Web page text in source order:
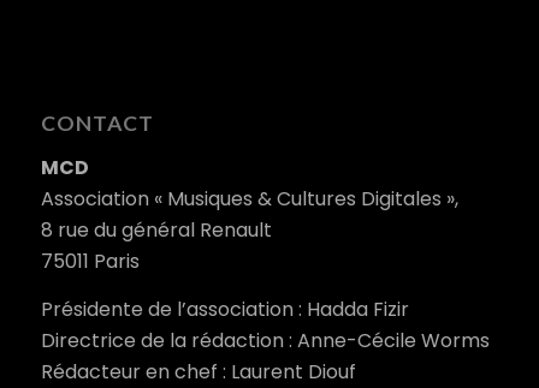
CONTACT
MCD
Association « Musiques & Cultures Digitales »,
8 rue du général Renault
75011 Paris
Présidente de l’association : Hadda Fizir
Directrice de la rédaction : Anne-Cécile Worms
Rédacteur en chef : Laurent Diouf